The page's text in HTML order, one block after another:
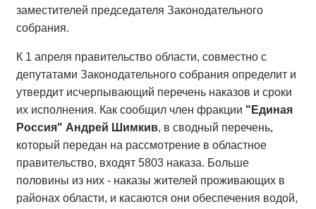
заместителей председателя Законодательного
собрания.
К 1 апреля правительство области, совместно с
депутатами Законодательного собрания определит и
утвердит исчерпывающий перечень наказов и сроки
их исполнения. Как сообщил член фракции "Единая
Россия" Андрей Шимкив, в сводный перечень,
который передан на рассмотрение в областное
правительство, входят 5803 наказа. Больше
половины из них - наказы жителей проживающих в
районах области, и касаются они обеспечения водой,